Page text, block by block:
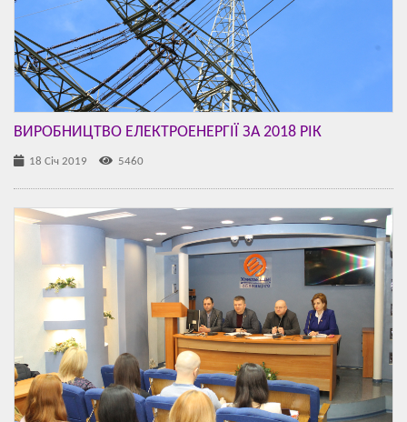
ВИРОБНИЦТВО ЕЛЕКТРОЕНЕРГІЇ ЗА 2018 РІК
18 Січ 2019 5460